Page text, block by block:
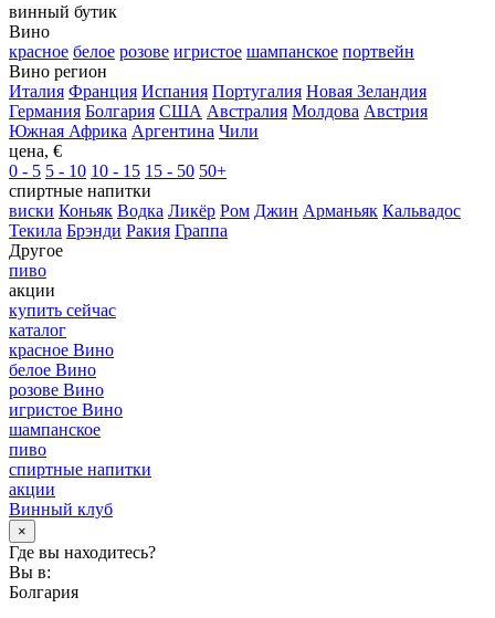
винный бутик
Вино
красное белое розове игристое шампанское портвейн
Вино регион
Италия Франция Испания Португалия Новая Зеландия
Германия Болгария США Австралия Молдова Австрия
Южная Африка Аргентина Чили
цена, €
0 - 5 5 - 10 10 - 15 15 - 50 50+
спиртные напитки
виски Коньяк Водка Ликёр Ром Джин Арманьяк Кальвадос
Текила Брэнди Ракия Граппа
Другое
пиво
акции
купить сейчас
каталог
красное Вино
белое Вино
розове Вино
игристое Вино
шампанское
пиво
спиртные напитки
акции
Винный клуб
×
Где вы находитесь?
Вы в:
Болгария